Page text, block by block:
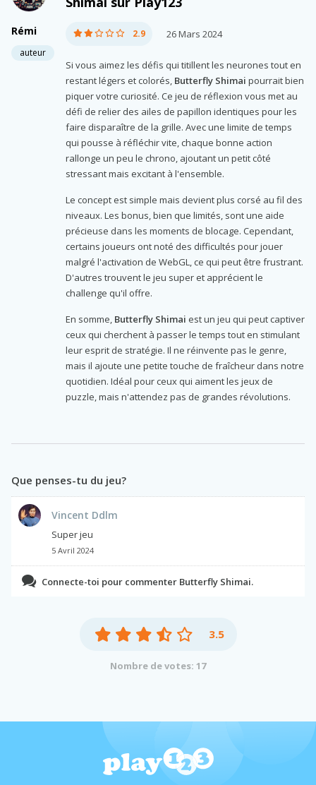
Rémi
auteur
2.9 26 Mars 2024
Si vous aimez les défis qui titillent les neurones tout en
restant légers et colorés, Butterfly Shimai pourrait bien
piquer votre curiosité. Ce jeu de réflexion vous met au
défi de relier des ailes de papillon identiques pour les
faire disparaître de la grille. Avec une limite de temps
qui pousse à réfléchir vite, chaque bonne action
rallonge un peu le chrono, ajoutant un petit côté
stressant mais excitant à l'ensemble.
Le concept est simple mais devient plus corsé au fil des
niveaux. Les bonus, bien que limités, sont une aide
précieuse dans les moments de blocage. Cependant,
certains joueurs ont noté des difficultés pour jouer
malgré l'activation de WebGL, ce qui peut être frustrant.
D'autres trouvent le jeu super et apprécient le
challenge qu'il offre.
En somme, Butterfly Shimai est un jeu qui peut captiver
ceux qui cherchent à passer le temps tout en stimulant
leur esprit de stratégie. Il ne réinvente pas le genre,
mais il ajoute une petite touche de fraîcheur dans notre
quotidien. Idéal pour ceux qui aiment les jeux de
puzzle, mais n'attendez pas de grandes révolutions.
Que penses-tu du jeu?
Vincent Ddlm
Super jeu
5 Avril 2024
Connecte-toi pour commenter Butterfly Shimai.
3.5
Nombre de votes: 17